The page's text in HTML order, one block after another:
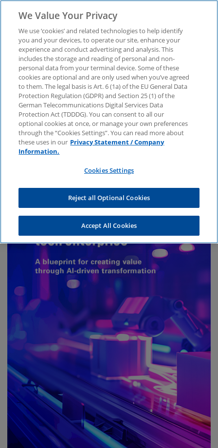
Report: Das intelligente
Tech-Unternehmen
Der englischsprachige Report zeigt, wie die
Technologiebranche die KI-Transformation
angeht. Ein Leitfaden gibt Hilfestellung bei der
KI-Umsetzung in Ihrem Unternehmen.
We Value Your Privacy
We use ‘cookies’ and related technologies to help identify
you and your devices, to operate our site, enhance your
experience and conduct advertising and analysis. This
includes the storage and reading of personal and non-
personal data from your terminal device. Some of these
cookies are optional and are only used when you’ve agreed
to them. The legal basis is Art. 6 (1a) of the EU General Data
Protection Regulation (GDPR) and Section 25 (1) of the
German Telecommunications Digital Services Data
Protection Act (TDDDG). You can consent to all our
optional cookies at once, or manage your own preferences
through the “Cookies Settings”. You can read more about
these uses in our Privacy Statement / Company
Information.
Cookies Settings
Reject all Optional Cookies
Accept All Cookies